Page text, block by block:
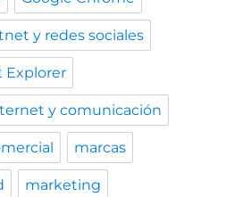
y redes sociales
Explorer
y comunicación
marcas
marketing